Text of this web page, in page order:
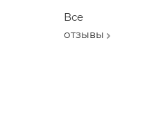
Все
отзывы